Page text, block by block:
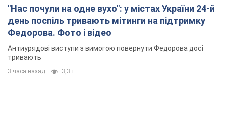
"Нас почули на одне вухо": у містах України 24-й
день поспіль тривають мітинги на підтримку
Федорова. Фото і відео
Антиурядові виступи з вимогою повернути Федорова досі
тривають
3 часа назад 3,3 т.